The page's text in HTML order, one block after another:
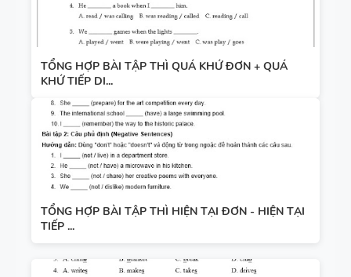
TỔNG HỢP BÀI TẬP THÌ QUÁ KHỨ ĐƠN + QUÁ
KHỨ TIẾP DI...
TỔNG HỢP BÀI TẬP THÌ HIỆN TẠI ĐƠN - HIỆN TẠI
TIẾP ...